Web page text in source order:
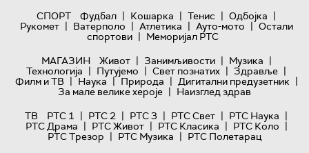
СПОРТ
Фудбал | Кошарка | Тенис | Одбојка |
Рукомет | Ватерполо | Атлетика | Ауто-мото | Остали
спортови | Меморијал РТС
МАГАЗИН
Живот | Занимљивости | Музика |
Технологијa | Путујемо | Свет познатих | Здравље |
Филм и ТВ | Наука | Природа | Дигитални предузетник |
За мале велике хероје | Наизглед здрав
ТВ
РТС 1 | РТС 2 | РТС 3 | РТС Свет | РТС Наука |
РТС Драма | РТС Живот | РТС Класика | РТС Коло |
РТС Трезор | РТС Музика | РТС Полетарац